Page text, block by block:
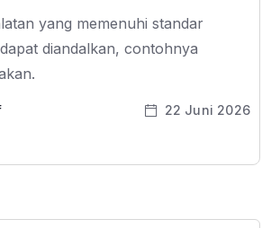
yang memenuhi standar
diandalkan, contohnya
22 Juni 2026